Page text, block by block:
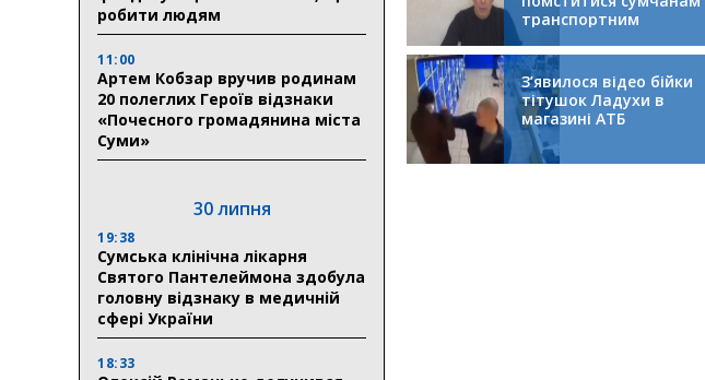
робити людям
11:00
Артем Кобзар вручив родинам
20 полеглих Героїв відзнаки
«Почесного громадянина міста
Суми»
30 липня
19:38
Сумська клінічна лікарня
Святого Пантелеймона здобула
головну відзнаку в медичній
сфері України
18:33
транспортним
колапсом
З’явилося відео бійки
тітушок Ладухи в
магазині АТБ